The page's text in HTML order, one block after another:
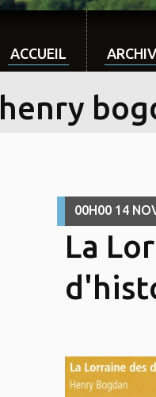
ACCUEIL
henry
00H00 14
La